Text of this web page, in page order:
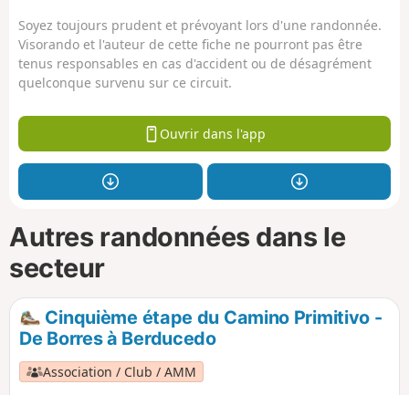
Soyez toujours prudent et prévoyant lors d'une randonnée.
Visorando et l'auteur de cette fiche ne pourront pas être
tenus responsables en cas d'accident ou de désagrément
quelconque survenu sur ce circuit.
Ouvrir dans l'app
Autres randonnées dans le
secteur
Cinquième étape du Camino Primitivo -
De Borres à Berducedo
Association / Club / AMM